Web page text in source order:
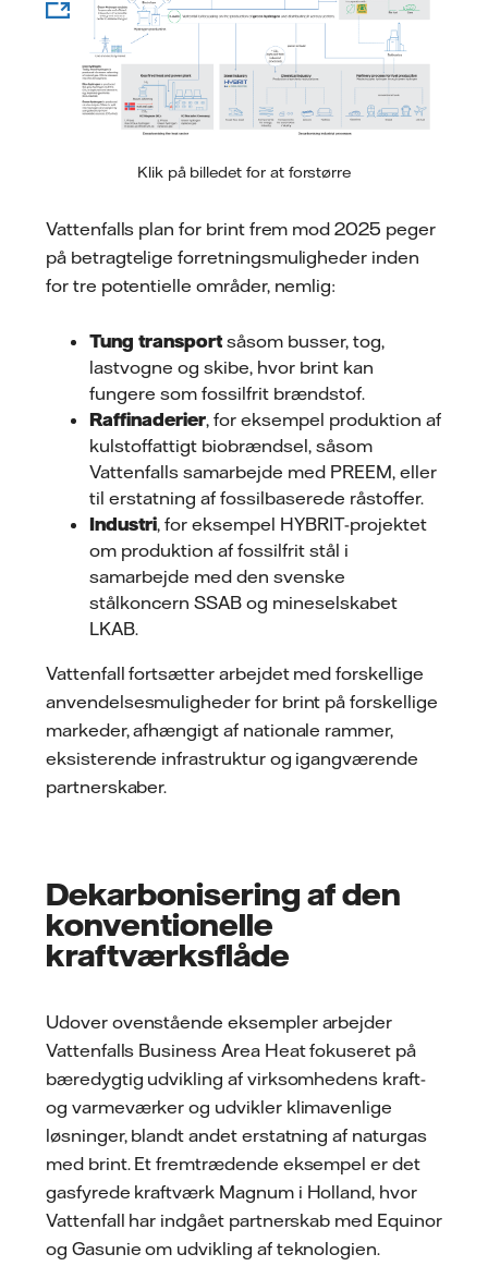
Klik på billedet for at forstørre
Vattenfalls plan for brint frem mod 2025 peger
på betragtelige forretningsmuligheder inden
for tre potentielle områder, nemlig:
Tung transport såsom busser, tog,
lastvogne og skibe, hvor brint kan
fungere som fossilfrit brændstof.
Raffinaderier, for eksempel produktion af
kulstoffattigt biobrændsel, såsom
Vattenfalls samarbejde med PREEM, eller
til erstatning af fossilbaserede råstoffer.
Industri, for eksempel HYBRIT-projektet
om produktion af fossilfrit stål i
samarbejde med den svenske
stålkoncern SSAB og mineselskabet
LKAB.
Vattenfall fortsætter arbejdet med forskellige
anvendelsesmuligheder for brint på forskellige
markeder, afhængigt af nationale rammer,
eksisterende infrastruktur og igangværende
partnerskaber.
Dekarbonisering af den
konventionelle
kraftværksflåde
Udover ovenstående eksempler arbejder
Vattenfalls Business Area Heat fokuseret på
bæredygtig udvikling af virksomhedens kraft-
og varmeværker og udvikler klimavenlige
løsninger, blandt andet erstatning af naturgas
med brint. Et fremtrædende eksempel er det
gasfyrede kraftværk Magnum i Holland, hvor
Vattenfall har indgået partnerskab med Equinor
og Gasunie om udvikling af teknologien.